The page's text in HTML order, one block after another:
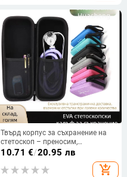
Твърд корпус за съхранение на
стетоскоп – преносим,
удароустойчив, EVA модел,
композитни материали, печат с
термален трансфер, натоварване
10.71 €/20.95 лв
add_shopping_cart